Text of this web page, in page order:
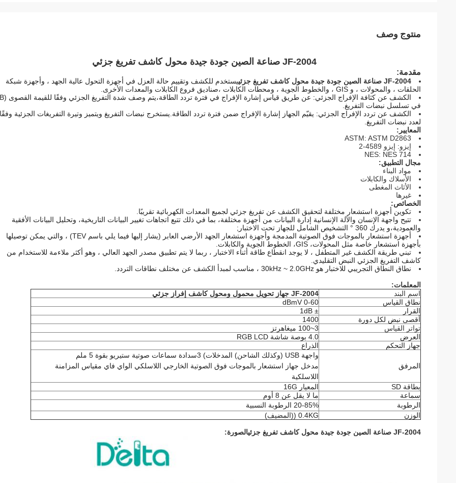
منتوج وصف
JF-2004 صناعة الصين جودة جيدة محول كاشف تفريغ جزئي
مقدمة:
JF-2004 صناعة الصين جودة جيدة محول كاشف تفريغ جزئي
يستخدم للكشف وتقييم حالة العزل في أجهزة التحول عالية الجهد ، وأجهزة شبكة
الحلقات ، والمحولات ، و GIS ، والخطوط الجوية ، ومحطات الكابلات ،صناديق فروع الكابلات والمعدات الأخرى.
في تسلسل نبضات التفريغ.
الكشف عن تردد الإفراج الجزئي: يقيّم الجهاز إشارة الإفراج ضمن فترة تردد الطاقة.يستخرج نبضات التفريغ ويتميز وتيرة التفريغات الجزئية وفقًا
لعدد نبضات التفريغ.
المعايير:
ASTM: ASTM D2863
إيزو: إيزو 4589-2
NES: NES 714
مجال التطبيق:
مواد البناء
الأسلاك والكابلات
الأثاث المغطى
غيرها
الخصائص:
تكوين أجهزة استشعار مختلفة لتحقيق الكشف عن تفريغ جزئي لجميع المعدات الكهربائية تقريبًا.
تتيح واجهة الإنسان والآلة الإنسانية إدارة البيانات من أجهزة مختلفة، بما في ذلك تتبع اتجاهات تغيير البيانات التاريخية، وتحليل البيانات الأفقية
والعمودية،و يدرك 360 ° التشخيص الشامل للجهاز تحت الاختبار;
أجهزة استشعار بالموجات فوق الصوتية المدمجة وأجهزة استشعار الجهد الأرضي العابر (يشار إليها فيما يلي باسم TEV) ، والتي يمكن توصيلها
بأجهزة استشعار خاصة مثل المحولات، GIS، الخطوط الجوية والكابلات.
تبني طريقة الكشف غير المتطفل ، لا يوجد انقطاع طاقة أثناء الاختبار ، ربما لا يتم تطبيق مصدر الجهد العالي ، وهو أكثر ملاءمة للاستخدام من
كاشف التفريغ الجزئي النبض التقليدي.
نطاق النطاق التجريبي للاختبار هو 30kHz ~ 2.0GHz ، مناسب لمبدأ الكشف عن مختلف نطاقات التردد.
المعلمات:
اسم البند
JF-2004 جهاز تحويل محمول ومحول كاشف إفراز جزئي
نطاق القياس
0-60 dBmV
القرار
± 1dB
أقصى نبض لكل دورة
1400
تواتر القياس
3~100 ميغاهرتز
العرض
4.0 بوصة شاشة RGB LCD
جهاز التحكم
الذراع
المرفق
واجهة USB (وكذلك الشاحن) المدخلات) 3سدادة سماعات صوتية ستيريو بقوة 5 ملم
مدخل جهاز استشعار بالموجات فوق الصوتية الخارجي اللاسلكي الواي فاي مقياس المزامنة
اللاسلكية
بطاقة SD
المعيار 16G
سماعة
ما لا يقل عن 8 أوم
الرطوبة
20-85% الرطوبة النسبية
الوزن
0.4KG ((المضيف)
JF-2004 صناعة الصين جودة جيدة محول كاشف تفريغ جزئي الصورة: